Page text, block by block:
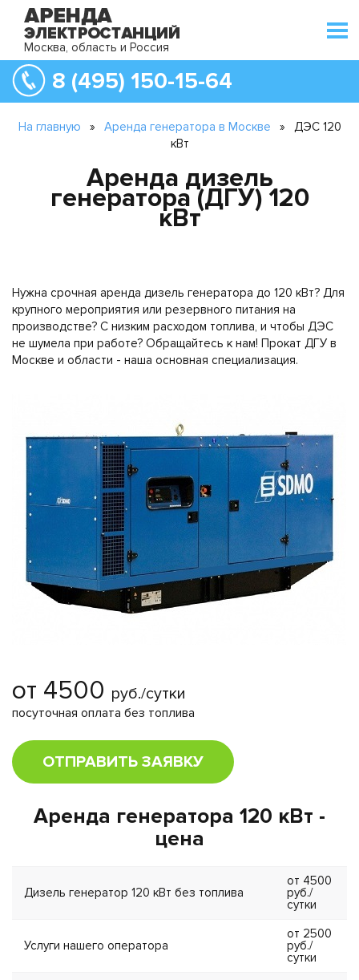
Москва, область и Россия
8 (495) 150-15-64
На главную » Аренда генератора в Москве »
ДЭС 120
кВт
Аренда дизель
генератора (ДГУ) 120
кВт
Нужна срочная аренда дизель генератора до 120 кВт? Для
крупного мероприятия или резервного питания на
производстве? С низким расходом топлива, и чтобы ДЭС
не шумела при работе? Обращайтесь к нам! Прокат ДГУ в
Москве и области - наша основная специализация.
от 4500 руб./сутки
посуточная оплата без топлива
ОТПРАВИТЬ ЗАЯВКУ
Аренда генератора 120 кВт -
цена
Дизель генератор 120 кВт без топлива
от 4500
руб./
сутки
Услуги нашего оператора
от 2500
руб./
сутки